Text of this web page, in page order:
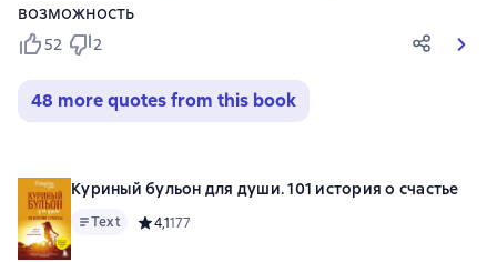
возможность
52 2
48 more quotes from this book
Куриный бульон для души. 101 история о счастье
Text Средний рейтинг 4,1 на основе 177 оценок
4,1177